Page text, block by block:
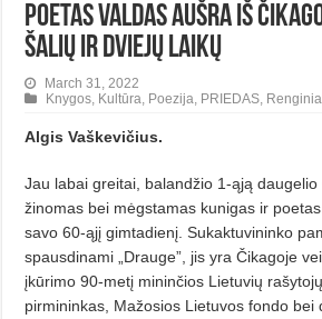
Poetas Valdas Aušra iš
šalių ir dviejų laikų
March 31, 2022
Knygos Kultūra Poezija PRIEDAS
Algis Vaškevičius.
Jau labai greitai, balandžio 1-ąją
žinomas bei mėgstamas kunigas ir
savo 60-ąjį gimtadienį. Sukaktuvininko
spausdinami „Drauge”, jis yra Čika­goje
įkūrimo 90-metį mininčios Lietuvių
pirmininkas, Mažosios Lietuvos fondo bei